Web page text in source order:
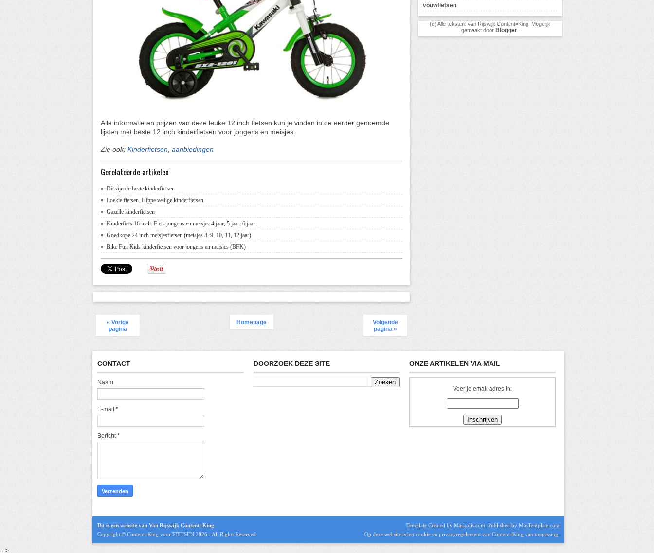
Alle informatie en prijzen van deze leuke 12 inch fietsen kun je vinden in de eerder genoemde
lijsten met beste 12 inch kinderfietsen voor jongens en meisjes.
Zie ook: Kinderfietsen, aanbiedingen
Gerelateerde artikelen
Dit zijn de beste kinderfietsen
Loekie fietsen. Hippe veilige kinderfietsen
Gazelle kinderfietsen
Kinderfiets 16 inch: Fiets jongens en meisjes 4 jaar, 5 jaar, 6 jaar
Goedkope 24 inch meisjesfietsen (meisjes 8, 9, 10, 11, 12 jaar)
Bike Fun Kids kinderfietsen voor jongens en meisjes (BFK)
« Vorige
pagina
Volgende
pagina »
Homepage
vouwfietsen
(c) Alle teksten: van Rijswijk Content=King. Mogelijk
gemaakt door Blogger
CONTACT
Naam
E-mail *
Bericht *
DOORZOEK DEZE SITE ONZE ARTIKELEN VIA MAIL
Voer je email adres in:
Dit is een website van Van Rijswijk Content=King
Copyright © Content=King voor FIETSEN 2026 - All Rights Reserved
Template Created by Maskolis.com. Published by MasTemplate.com
Op deze website is het cookie en privacyregelement van Content=King van toepassing.
-->